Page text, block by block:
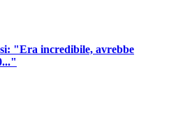
"Era incredibile, avrebbe